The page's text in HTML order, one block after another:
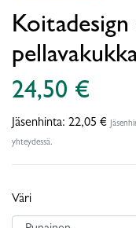
24,50 €
Jäsenhinta: 22,05 €
yhteydessä.
Väri